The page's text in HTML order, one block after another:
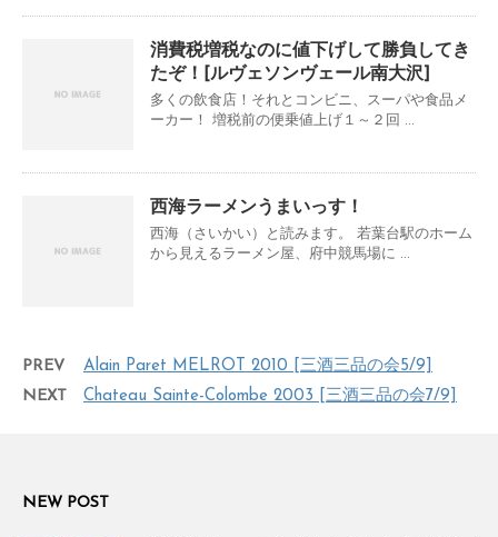
消費税増税なのに値下げして勝負してき
たぞ！[ルヴェソンヴェール南大沢]
多くの飲食店！それとコンビニ、スーパや食品メ
ーカー！ 増税前の便乗値上げ１～２回 ...
西海ラーメンうまいっす！
西海（さいかい）と読みます。 若葉台駅のホーム
から見えるラーメン屋、府中競馬場に ...
PREV
Alain Paret MELROT 2010 [三酒三品の会5/9]
NEXT
Chateau Sainte-Colombe 2003 [三酒三品の会7/9]
NEW POST